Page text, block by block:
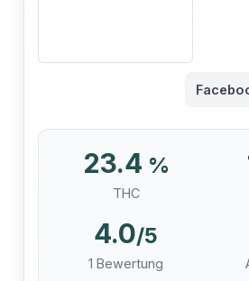
23.4 %
THC
4.0/5
1 Bewertung